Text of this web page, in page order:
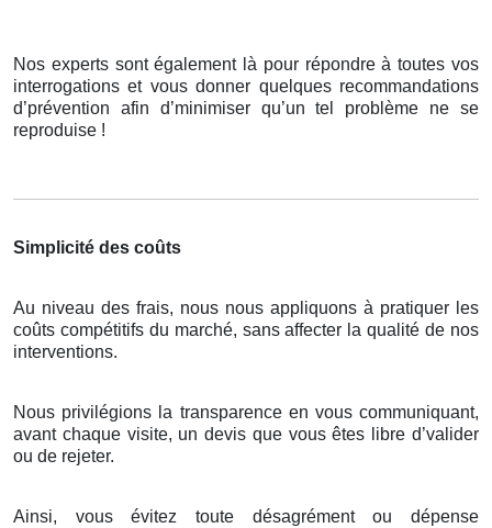
Nos experts sont également là pour répondre à toutes vos
interrogations et vous donner quelques recommandations
d’prévention afin d’minimiser qu’un tel problème ne se
reproduise !
Simplicité des coûts
Au niveau des frais, nous nous appliquons à pratiquer les
coûts compétitifs du marché, sans affecter la qualité de nos
interventions.
Nous privilégions la transparence en vous communiquant,
avant chaque visite, un devis que vous êtes libre d’valider
ou de rejeter.
Ainsi, vous évitez toute désagrément ou dépense